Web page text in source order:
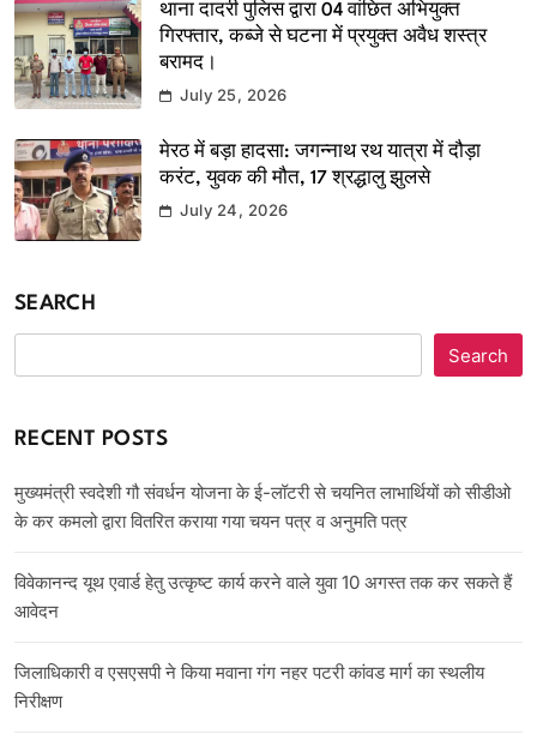
थाना दादरी पुलिस द्वारा 04 वांछित अभियुक्त
गिरफ्तार, कब्जे से घटना में प्रयुक्त अवैध शस्त्र
बरामद।
July 25, 2026
मेरठ में बड़ा हादसा: जगन्नाथ रथ यात्रा में दौड़ा
करंट, युवक की मौत, 17 श्रद्धालु झुलसे
July 24, 2026
SEARCH
Search
RECENT POSTS
मुख्यमंत्री स्वदेशी गौ संवर्धन योजना के ई-लॉटरी से चयनित लाभार्थियों को सीडीओ
के कर कमलो द्वारा वितरित कराया गया चयन पत्र व अनुमति पत्र
विवेकानन्द यूथ एवार्ड हेतु उत्कृष्ट कार्य करने वाले युवा 10 अगस्त तक कर सकते हैं
आवेदन
जिलाधिकारी व एसएसपी ने किया मवाना गंग नहर पटरी कांवड मार्ग का स्थलीय
निरीक्षण